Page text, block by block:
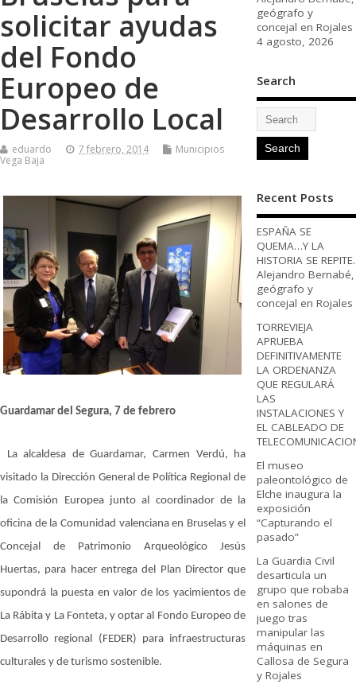
solicitar ayudas
del Fondo
Europeo de
Desarrollo Local
eduardo 7 febrero, 2014
Municipios
Vega Baja
Guardamar del Segura, 7 de febrero
La alcaldesa de Guardamar, Carmen Verdú, ha
visitado la Dirección General de Política Regional de
la Comisión Europea junto al coordinador de la
oficina de la Comunidad valenciana en Bruselas y el
Concejal de Patrimonio Arqueológico Jesús
Huertas, para hacer entrega del Plan Director que
supondrá la puesta en valor de los yacimientos de
La Rábita y La Fonteta, y optar al Fondo Europeo de
Desarrollo regional (FEDER) para infraestructuras
culturales y de turismo sostenible.
geógrafo y
concejal en Rojales
4 agosto, 2026
Search
Recent Posts
ESPAÑA SE
QUEMA…Y LA
HISTORIA SE REPITE.
Alejandro Bernabé,
geógrafo y
concejal en Rojales
TORREVIEJA
APRUEBA
DEFINITIVAMENTE
LA ORDENANZA
QUE REGULARÁ
LAS
INSTALACIONES Y
EL CABLEADO DE
El museo
paleontológico de
Elche inaugura la
exposición
“Capturando el
pasado”
La Guardia Civil
desarticula un
grupo que robaba
en salones de
juego tras
manipular las
máquinas en
Callosa de Segura
y Rojales